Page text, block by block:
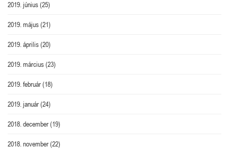
2019. június(25)
2019. május(21)
2019. április(20)
2019. március(23)
2019. február(18)
2019. január(24)
2018. december(19)
2018. november(22)